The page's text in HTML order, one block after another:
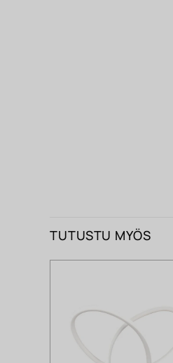
TUTUSTU MYÖS